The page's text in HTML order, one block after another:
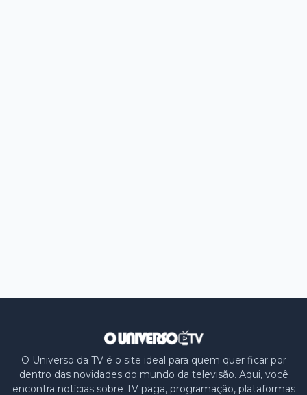
O Universo da TV é o site ideal para quem quer ficar por
dentro das novidades do mundo da televisão. Aqui, você
encontra notícias sobre TV paga, programação, plataformas